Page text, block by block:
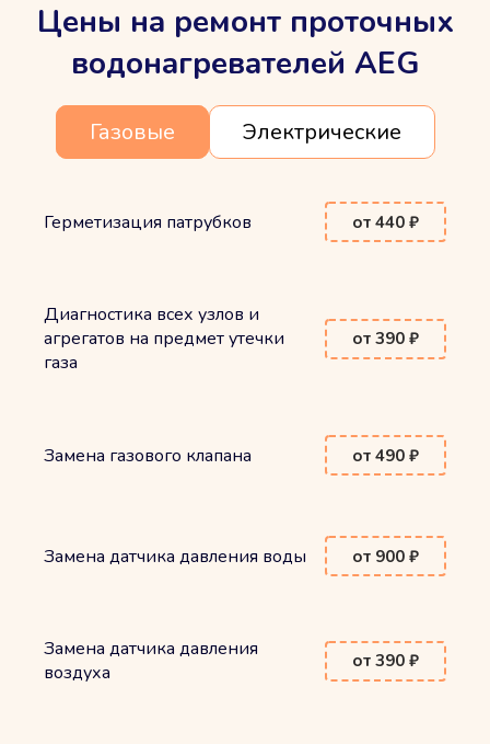
Цены на ремонт проточных
водонагревателей AEG
Газовые Электрические
Герметизация патрубков от 440 ₽
Диагностика всех узлов и
агрегатов на предмет утечки
газа
от 390 ₽
Замена газового клапана от 490 ₽
Замена датчика давления воды от 900 ₽
Замена датчика давления
воздуха
от 390 ₽